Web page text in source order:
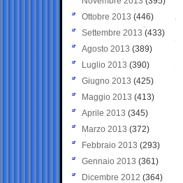
Ottobre 2013 (446)
Settembre 2013 (433)
Agosto 2013 (389)
Luglio 2013 (390)
Giugno 2013 (425)
Maggio 2013 (413)
Aprile 2013 (345)
Marzo 2013 (372)
Febbraio 2013 (293)
Gennaio 2013 (361)
Dicembre 2012 (364)